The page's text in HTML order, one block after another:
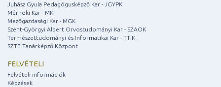
Juhász Gyula Pedagógusképző Kar - JGYPK
Mérnöki Kar - MK
Mezőgazdasági Kar - MGK
Szent-Györgyi Albert Orvostudományi Kar - SZAOK
Természettudományi és Informatikai Kar - TTIK
SZTE Tanárképző Központ
FELVÉTELI
Felvételi információk
Képzések